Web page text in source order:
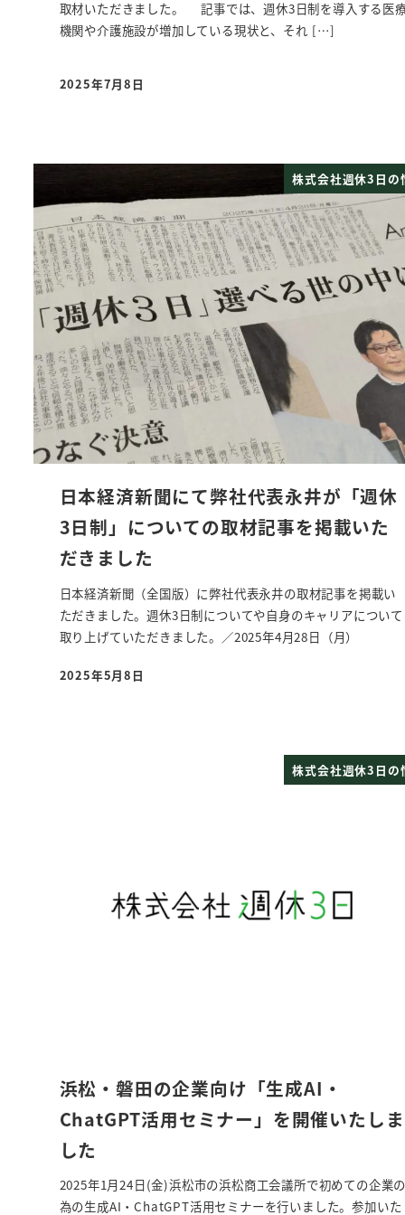
取材いただきました。 記事では、週休3日制を導入する医
機関や介護施設が増加している現状と、それ […]
投稿日
2025年7月8日
株式会社週休3日の
日本経済新聞にて弊社代表永井が「週休
3日制」についての取材記事を掲載いた
だきました
日本経済新聞（全国版）に弊社代表永井の取材記事を掲載い
ただきました。週休3日制についてや自身のキャリアについて
取り上げていただきました。／2025年4月28日（月）
投稿日
2025年5月8日
株式会社週休3日の
浜松・磐田の企業向け「生成AI・
ChatGPT活用セミナー」を開催いたしま
した
2025年1月24日(金)浜松市の浜松商工会議所で初めての企業
為の生成AI・ChatGPT活用セミナーを行いました。参加いた